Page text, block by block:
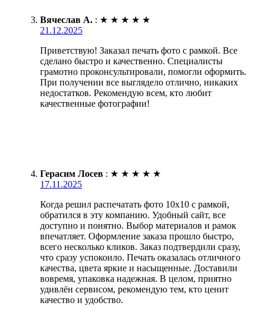
Вячеслав А. : ★ ★ ★ ★ ★
21.12.2025
Приветствую! Заказал печать фото с рамкой. Все
сделано быстро и качественно. Специалисты
грамотно проконсультировали, помогли оформить.
При получении все выглядело отлично, никаких
недостатков. Рекомендую всем, кто любит
качественные фотографии!
Герасим Лосев : ★ ★ ★ ★ ★
17.11.2025
Когда решил распечатать фото 10х10 с рамкой,
обратился в эту компанию. Удобный сайт, все
доступно и понятно. Выбор материалов и рамок
впечатляет. Оформление заказа прошло быстро,
всего несколько кликов. Заказ подтвердили сразу,
что сразу успокоило. Печать оказалась отличного
качества, цвета яркие и насыщенные. Доставили
вовремя, упаковка надежная. В целом, приятно
удивлён сервисом, рекомендую тем, кто ценит
качество и удобство.